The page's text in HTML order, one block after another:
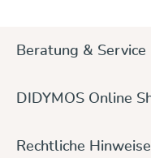
kbA Qualität und in der
gleichzeitig raffiniert zur
feiner Textur, leicht und
schön dehnbar und
Beratung & Service
DIDYMOS Online
Rechtliche Hinweise